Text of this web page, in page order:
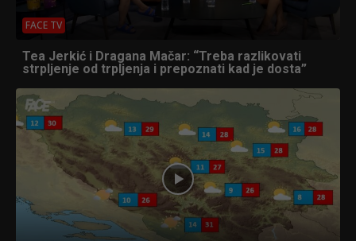
FACE TV
Tea Jerkić i Dragana Mačar: “Treba razlikovati
strpljenje od trpljenja i prepoznati kad je dosta”